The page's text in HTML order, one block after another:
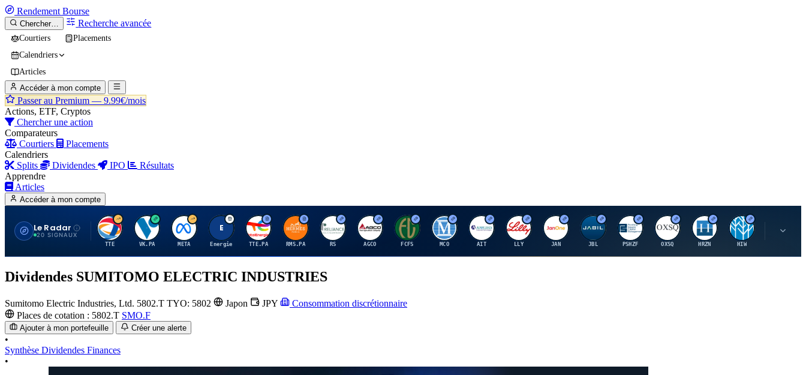
Rendement Bourse
Chercher… Recherche avancée
Courtiers
Placements
Calendriers
Articles
Accéder à mon compte
Passer au Premium — 9.99€/mois
Actions, ETF, Cryptos
Chercher une action
Comparateurs
Courtiers
Placements
Calendriers
Splits
Dividendes IPO
Résultats
Apprendre
Articles
Accéder à mon compte
Le Radar
20 SIGNAUX
T
TTE
V
VK.PA
M
META
E
Energie
T
TTE.PA
H
RMS.PA
R
RS
A
AGCO
F
FCFS
M
MCO
A
AIT
E
LLY
J
JAN
J
JBL
P
PSHZF
O
OXSQ
H
HRZN
H
HIW
U
Dividendes SUMITOMO ELECTRIC INDUSTRIES
Sumitomo Electric Industries, Ltd. 5802.T TYO: 5802 Japon JPY
Consommation discrétionnaire
Places de cotation : 5802.T SMO.F
Ajouter à mon portefeuille Créer une alerte
•
Synthèse Dividendes Finances
•